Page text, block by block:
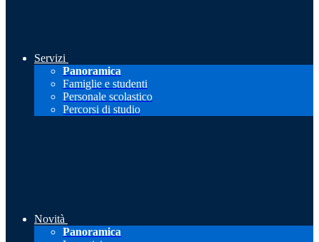
Servizi
Panoramica
Famiglie e studenti
Personale scolastico
Percorsi di studio
Novità
Panoramica